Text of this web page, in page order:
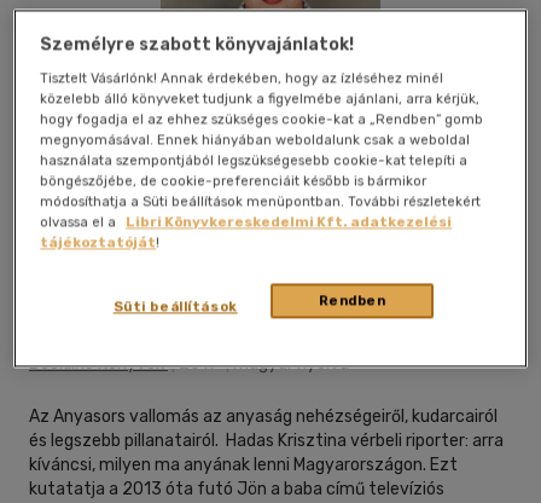
Bookline Könyvek|2019|magyar nyelvű
Az Anyasors vallomás az anyaság nehézségeiről, kudarcairól
és legszebb pillanatairól. Hadas Krisztina vérbeli riporter: arra
kíváncsi, milyen ma anyának lenni Magyarországon. Ezt
kutatatja a 2013 óta futó Jön a baba című televíziós
Személyre szabott könyvajánlatok!
Tisztelt Vásárlónk! Annak érdekében, hogy az ízléséhez minél
közelebb álló könyveket tudjunk a figyelmébe ajánlani, arra kérjük,
hogy fogadja el az ehhez szükséges cookie-kat a „Rendben” gomb
megnyomásával. Ennek hiányában weboldalunk csak a weboldal
használata szempontjából legszükségesebb cookie-kat telepíti a
böngészőjébe, de cookie-preferenciáit később is bármikor
módosíthatja a Süti beállítások menüpontban. További részletekért
olvassa el a
Libri Könyvkereskedelmi Kft. adatkezelési
tájékoztatóját!
Rendben
Süti beállítások